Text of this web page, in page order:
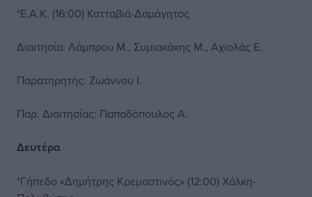
*Ε.Α.Κ. (16:00) Κατταβιά-Δαμάγητος
Διαιτησία: Λάμπρου Μ., Συμιακάκης Μ., Αχιολάς Ε.
Παρατηρητής: Ζωάννου Ι.
Παρ. Διαιτησίας: Παπαδόπουλος Α.
Δευτέρα
*Γήπεδο «Δημήτρης Κρεμαστινός» (12:00) Χάλκη-